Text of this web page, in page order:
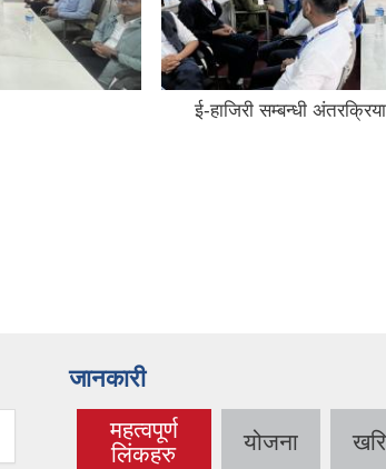
ई-हाजिरी सम्बन्धी अंतरक्रिया l
जानकारी
महत्वपूर्ण
लिंकहरु
(active tab) योजना